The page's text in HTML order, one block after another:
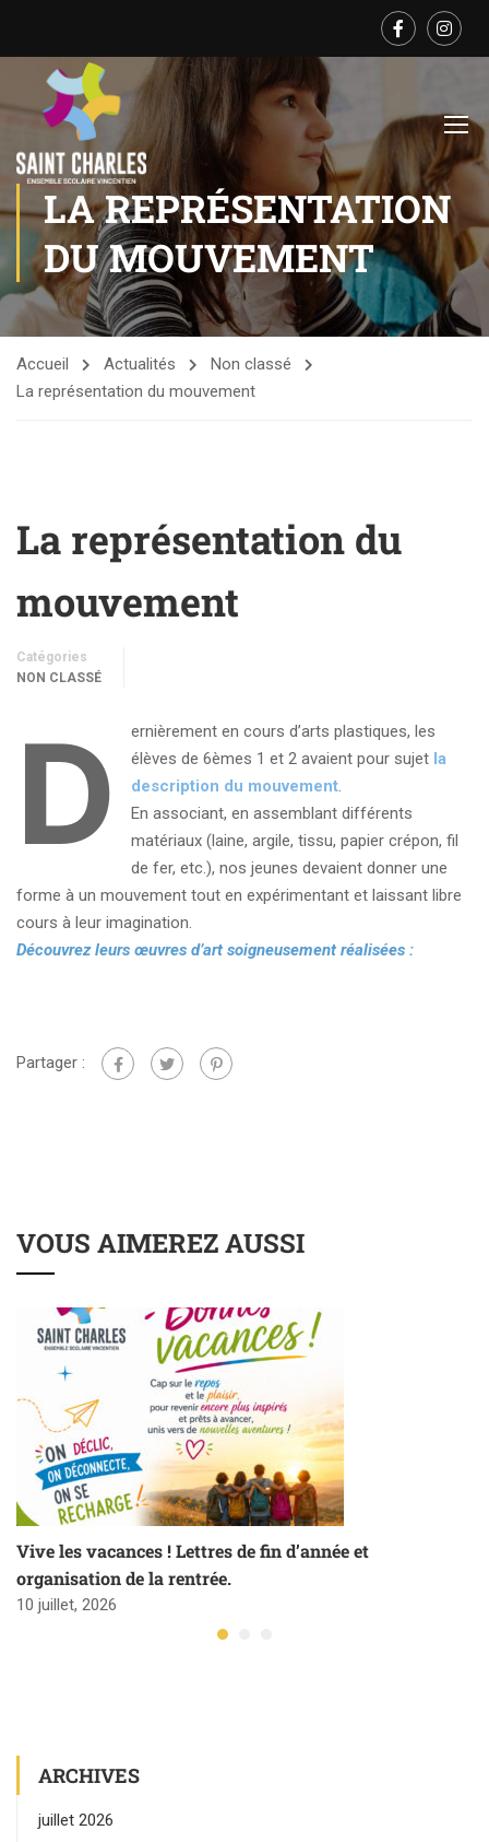
LA REPRÉSENTATION
DU MOUVEMENT
Accueil Actualités
Non classé
La représentation du mouvement
La représentation du
mouvement
Catégories
NON CLASSÉ
D
ernièrement en cours d’arts plastiques, les
élèves de 6èmes 1 et 2 avaient pour sujet la
description du mouvement.
En associant, en assemblant différents
matériaux (laine, argile, tissu, papier crépon, fil
de fer, etc.), nos jeunes devaient donner une
forme à un mouvement tout en expérimentant et laissant libre
cours à leur imagination.
Découvrez leurs œuvres d’art soigneusement réalisées :
Partager :
VOUS AIMEREZ AUSSI
Vive les vacances ! Lettres de fin d’année et
organisation de la rentrée.
10 juillet, 2026
ARCHIVES
juillet 2026